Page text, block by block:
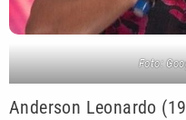
Foto:
Anderson Leonardo